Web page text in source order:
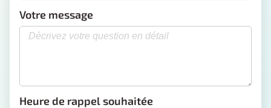
Votre message
Heure de rappel souhaitée